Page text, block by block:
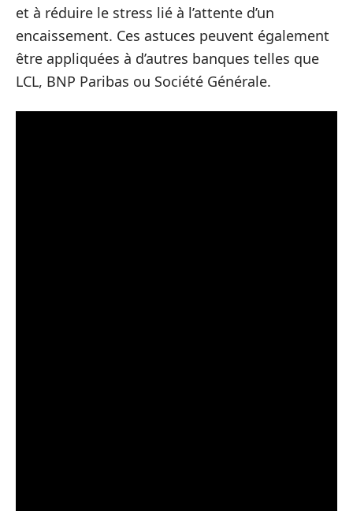
et à réduire le stress lié à l’attente d’un
encaissement. Ces astuces peuvent également
être appliquées à d’autres banques telles que
LCL, BNP Paribas ou Société Générale.